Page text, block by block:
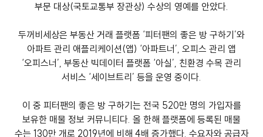
부문 대상(국토교통부 장관상) 수상의 영예를 안았다.
두꺼비세상은 부동산 거래 플랫폼 ‘피터팬의 좋은 방 구하기’와
아파트 관리 애플리케이션(앱) ‘아파트너’, 오피스 관리 앱
‘오피스너’, 부동산 빅데이터 플랫폼 ‘아실’, 친환경 수목 관리
서비스 ‘세이브트리’ 등을 운영 중이다.
이 중 피터팬의 좋은 방 구하기는 전국 520만 명의 가입자를
보유한 매물 정보 커뮤니티다. 올 한해 플랫폼에 등록된 매물
수는 130만 개로 2019년에 비해 4배 증가했다. 수요자와 공급자